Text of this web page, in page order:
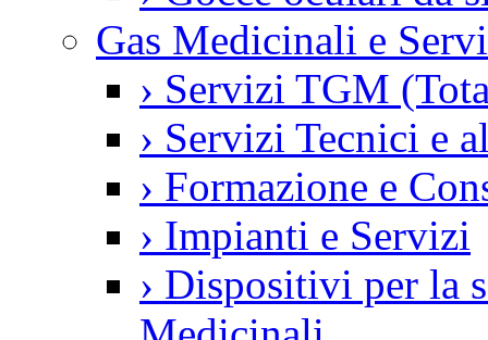
Gas Medicinali e
› Servizi TGM
› Servizi Tecnici e
› Formazione e
› Impianti e Servizi
› Dispositivi per la